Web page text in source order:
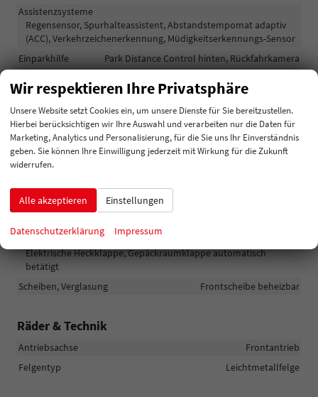
Assistenzsysteme
Regensensor, Spurhalteassistent, Abstandstempomat adaptiv
(ACC), Verkehrzeichenerkennung, Müdigkeitserkennungs-Sensor
Einparkhilfe
Park Distance Control hinten, Rückfahrkamera
Lichtsensor, Nebelscheinwerfer, LED-Scheinwerfer, Voll-LED
Scheinwerfer
Außen
Anhängerkupplung
Außenspiegel
Außenspiegel elektrisch anklappbar, Außenspiegel beheizbar
Gepäckraum-/Heckklappe
Elektrische Heckklappe, Gepäckraumklappe automatisch
betätigt
Scheiben, Verglasung
Frontscheibe beheizbar
Räder & Technik
Antriebsachse
Frontantrieb
Felgentyp
Leichtmetallfelge
Wir respektieren Ihre Privatsphäre
Unsere Website setzt Cookies ein, um unsere Dienste für Sie bereitzustellen.
Hierbei berücksichtigen wir Ihre Auswahl und verarbeiten nur die Daten für
Marketing, Analytics und Personalisierung, für die Sie uns Ihr Einverständnis
geben. Sie können Ihre Einwilligung jederzeit mit Wirkung für die Zukunft
widerrufen.
Alle akzeptieren Einstellungen
Datenschutzerklärung Impressum